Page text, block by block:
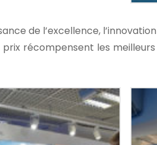
de l’excellence,
récompensent les